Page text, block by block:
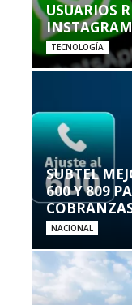
USUARIOS
TECNOLOGÍA
SUBTEL
600 Y 809
NACIONAL